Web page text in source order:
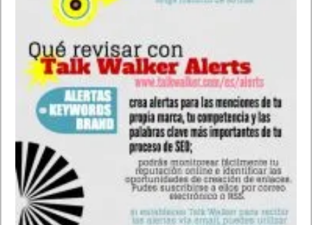
(calendario/aplicación)
Haz una foto
Graba un video
Enciende el (WiFi)
Enciende el (Bluetooth)
Encender/Apagar Wifi
Encender/Apagar Bluetooth
Encender/Apagar GPS
Los mejores comandos de voz para Android. Android sin
manos con Google Now. Salud